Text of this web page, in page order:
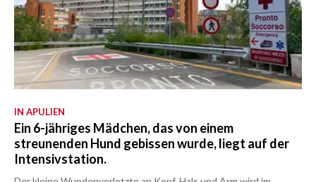
IN APULIEN
Ein 6-jähriges Mädchen, das von einem
streunenden Hund gebissen wurde, liegt auf der
Intensivstation.